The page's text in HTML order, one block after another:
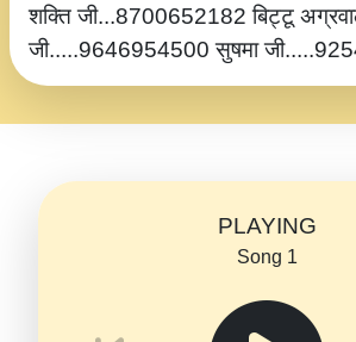
शक्ति जी...8700652182 बिट्टू
जी.....9646954500 सुषमा
PLAYING
Song 1